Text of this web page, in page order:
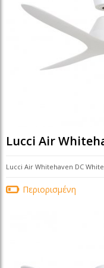
Lucci Air
Lucci Air Whitehaven DC White
Περιορισμένη